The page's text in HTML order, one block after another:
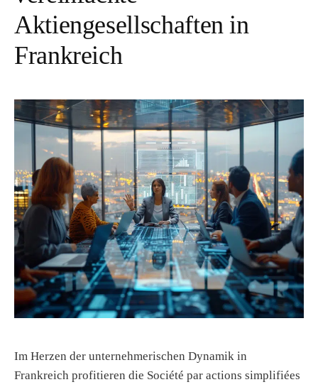
t
Aktiengesellschaften in
Frankreich
Im Herzen der unternehmerischen Dynamik in
Frankreich profitieren die Société par actions simplifiées